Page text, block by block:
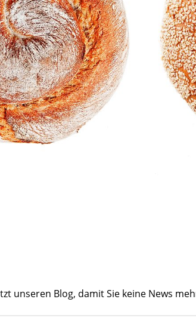
unseren Blog, damit Sie keine News